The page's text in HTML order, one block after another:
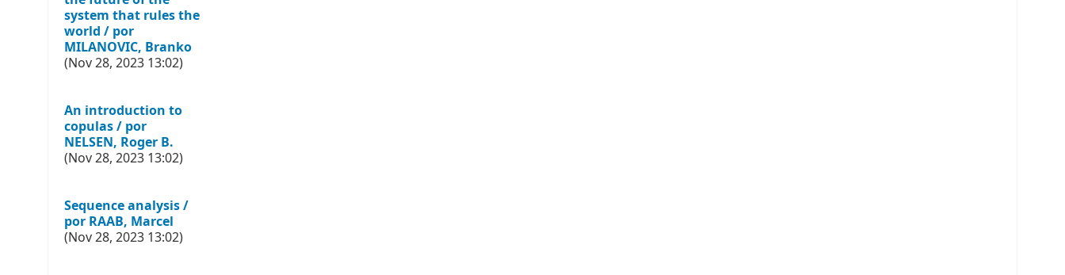
system that rules the
world / por
MILANOVIC, Branko
(Nov 28, 2023 13:02)
An introduction to
copulas / por
NELSEN, Roger B.
(Nov 28, 2023 13:02)
Sequence analysis /
por RAAB, Marcel
(Nov 28, 2023 13:02)